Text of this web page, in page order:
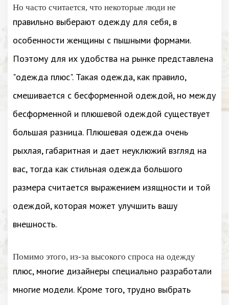
Но часто считается, что некоторые люди не
правильно выберают одежду для себя, в
особенности женщины с пышными формами.
Поэтому для их удобства на рынке представлена
"одежда плюс". Такая одежда, как правило,
смешивается с бесформенной одеждой, но между
бесформенной и плюшевой одеждой существует
большая разница. Плюшевая одежда очень
рыхлая, габаритная и дает неуклюжий взгляд на
вас, тогда как стильная одежда большого
размера считается выражением изящности и той
одеждой, которая может улучшить вашу
внешность.
Помимо этого, из-за высокого спроса на одежду
плюс, многие дизайнеры специально разработали
многие модели. Кроме того, трудно выбрать